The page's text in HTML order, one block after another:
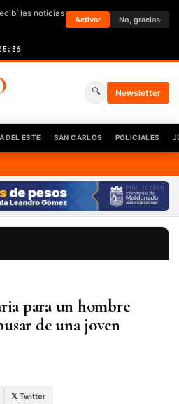
las noticias
Activar No, gracias
🔍 Newsletter
DEL ESTE SAN CARLOS POLICIALES
PUBLICIDAD
para un hombre
de una joven
𝕏 Twitter